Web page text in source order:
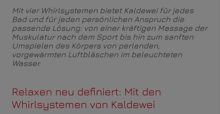
Mit vier Whirlsystemen bietet Kaldewei für jedes
Bad und für jeden persönlichen Anspruch die
passende Lösung: von einer kräftigen Massage der
Muskulatur nach dem Sport bis hin zum sanften
Umspielen des Körpers von perlenden,
vorgewärmten Luftbläschen im beleuchteten
Wasser.
Relaxen neu definiert: Mit den
Whirlsystemen von Kaldewei